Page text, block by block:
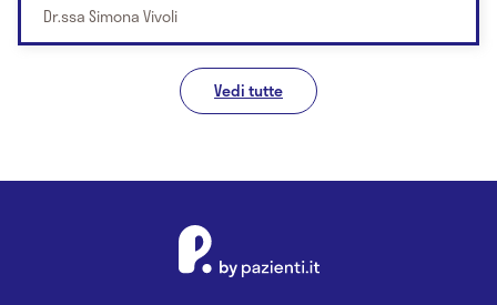
Dr.ssa Simona Vivoli
Vedi tutte